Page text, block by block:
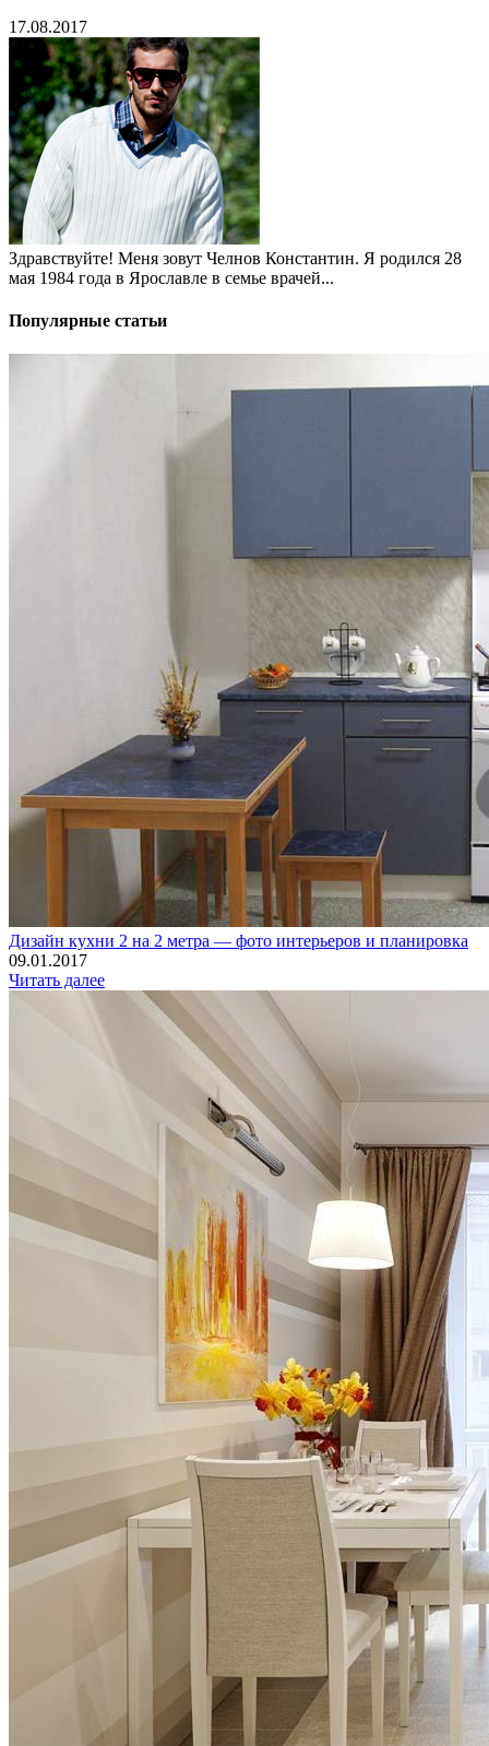
17.08.2017
Здравствуйте! Меня зовут Челнов Константин. Я родился 28
мая 1984 года в Ярославле в семье врачей...
Популярные статьи
Дизайн кухни 2 на 2 метра — фото интерьеров и планировка
09.01.2017
Читать далее